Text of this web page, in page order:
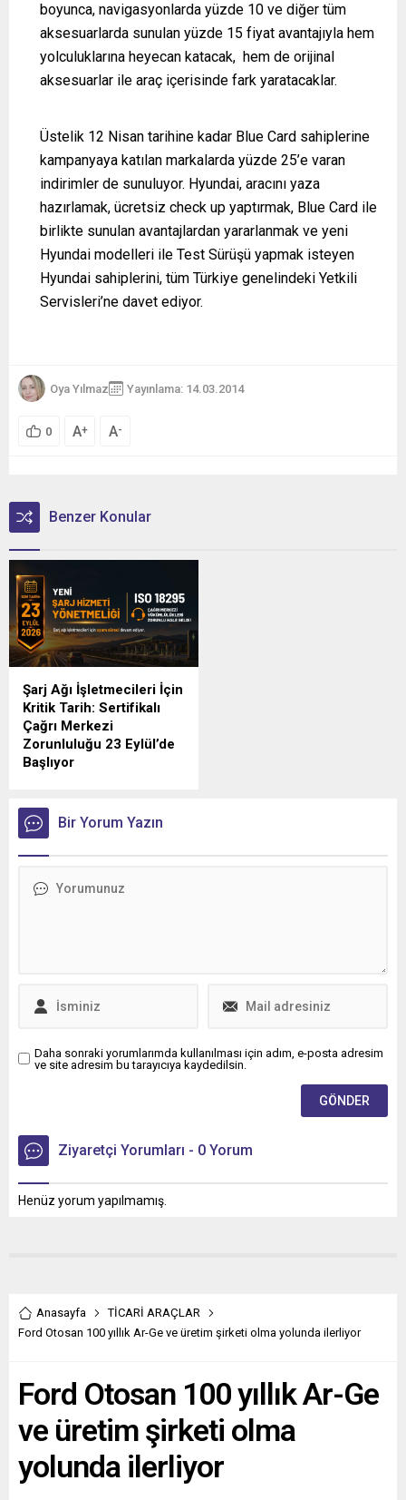
boyunca, navigasyonlarda yüzde 10 ve diğer tüm
aksesuarlarda sunulan yüzde 15 fiyat avantajıyla hem
yolculuklarına heyecan katacak, hem de orijinal
aksesuarlar ile araç içerisinde fark yaratacaklar.
Üstelik 12 Nisan tarihine kadar Blue Card sahiplerine
kampanyaya katılan markalarda yüzde 25’e varan
indirimler de sunuluyor. Hyundai, aracını yaza
hazırlamak, ücretsiz check up yaptırmak, Blue Card ile
birlikte sunulan avantajlardan yararlanmak ve yeni
Hyundai modelleri ile Test Sürüşü yapmak isteyen
Hyundai sahiplerini, tüm Türkiye genelindeki Yetkili
Servisleri’ne davet ediyor.
Oya Yılmaz Yayınlama: 14.03.2014
0 A+ A-
Benzer Konular
Şarj Ağı İşletmecileri İçin
Kritik Tarih: Sertifikalı
Çağrı Merkezi
Zorunluluğu 23 Eylül’de
Başlıyor
ilgilendiren düzenlemede
geri sayım sürüyor.
Bir Yorum Yazın
Daha sonraki yorumlarımda kullanılması için adım, e-posta adresim
ve site adresim bu tarayıcıya kaydedilsin.
Ziyaretçi Yorumları - 0 Yorum
Henüz yorum yapılmamış.
Anasayfa
TİCARİ ARAÇLAR
Ford Otosan 100 yıllık Ar-Ge ve üretim şirketi olma yolunda ilerliyor
Ford Otosan 100 yıllık Ar-Ge
ve üretim şirketi olma
yolunda ilerliyor